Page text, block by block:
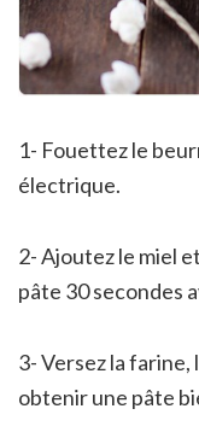
1- Fouettez le
électrique.
2- Ajoutez le miel
pâte 30 secondes
3- Versez la farine,
obtenir une pâte